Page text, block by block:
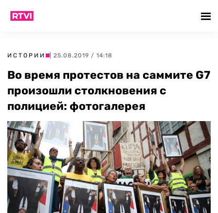
ИСТОРИИ | 25.08.2019 / 14:18
Во время протестов на саммите G7
произошли столкновения с
полицией: фотогалерея